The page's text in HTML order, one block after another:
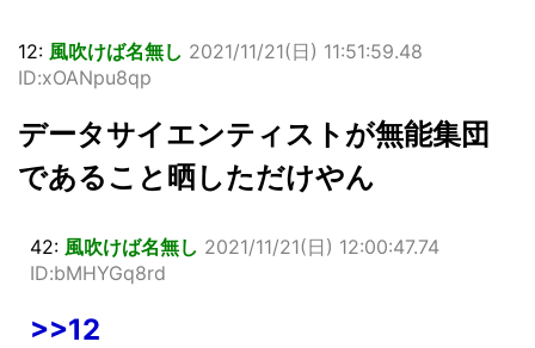
12: 風吹けば名無し 2021/11/21(日) 11:51:59.48
ID:xOANpu8qp
データサイエンティストが無能集団
であること晒しただけやん
42: 風吹けば名無し 2021/11/21(日) 12:00:47.74
ID:bMHYGq8rd
>>12